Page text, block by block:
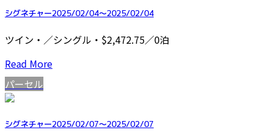
シグネチャー2025/02/04～2025/02/04
ツイン・／シングル・$2,472.75／0泊
Read More
パーセル
シグネチャー2025/02/07～2025/02/07